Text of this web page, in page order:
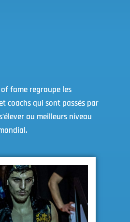
of fame regroupe les
coachs qui sont passés par
au meilleurs niveau